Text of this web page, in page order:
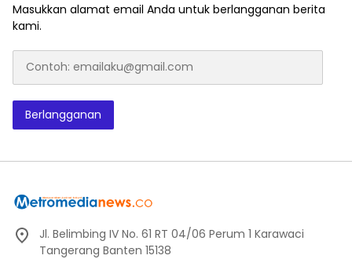
Masukkan alamat email Anda untuk berlangganan berita
kami.
emailaku@gmail.com
Berlangganan
Jl. Belimbing IV No. 61 RT 04/06 Perum 1 Karawaci
Tangerang Banten 15138